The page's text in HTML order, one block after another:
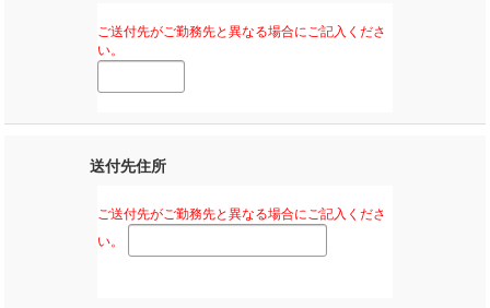
ご送付先がご勤務先と異なる場合にご記入くださ
い。
送付先住所
ご送付先がご勤務先と異なる場合にご記入くださ
い。